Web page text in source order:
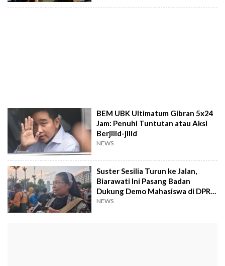
BEM UBK Ultimatum Gibran 5x24
Jam: Penuhi Tuntutan atau Aksi
Berjilid-jilid
NEWS
Suster Sesilia Turun ke Jalan,
Biarawati Ini Pasang Badan
Dukung Demo Mahasiswa di DPR
RI
NEWS